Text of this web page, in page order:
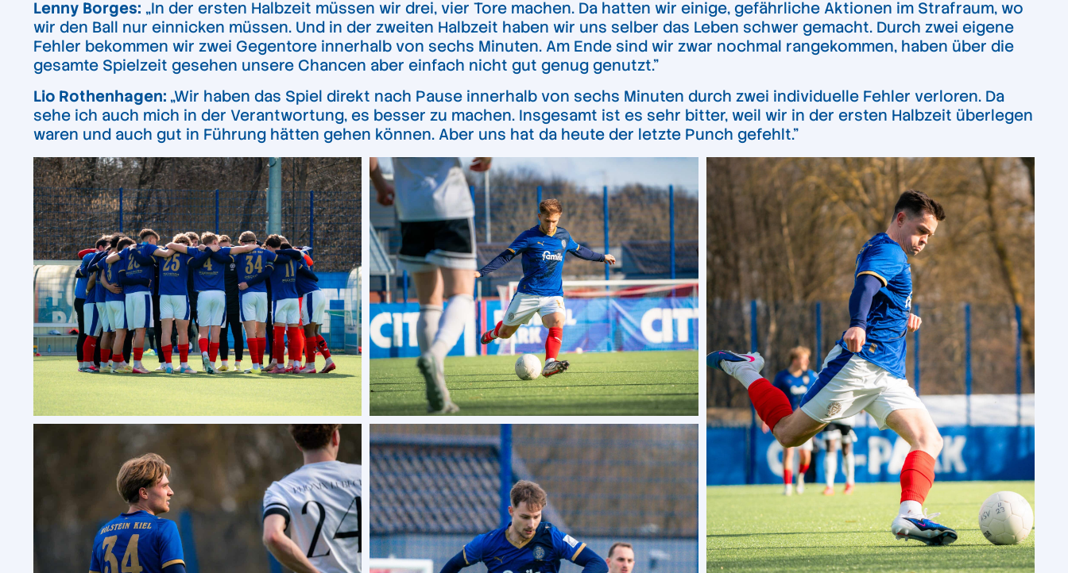
Lenny Borges: „In der ersten Halbzeit müssen wir drei, vier Tore machen. Da hatten wir einige, gefährliche Aktionen im Strafraum, wo
wir den Ball nur einnicken müssen. Und in der zweiten Halbzeit haben wir uns selber das Leben schwer gemacht. Durch zwei eigene
Fehler bekommen wir zwei Gegentore innerhalb von sechs Minuten. Am Ende sind wir zwar nochmal rangekommen, haben über die
gesamte Spielzeit gesehen unsere Chancen aber einfach nicht gut genug genutzt.”
Lio Rothenhagen: „Wir haben das Spiel direkt nach Pause innerhalb von sechs Minuten durch zwei individuelle Fehler verloren. Da
sehe ich auch mich in der Verantwortung, es besser zu machen. Insgesamt ist es sehr bitter, weil wir in der ersten Halbzeit überlegen
waren und auch gut in Führung hätten gehen können. Aber uns hat da heute der letzte Punch gefehlt.”